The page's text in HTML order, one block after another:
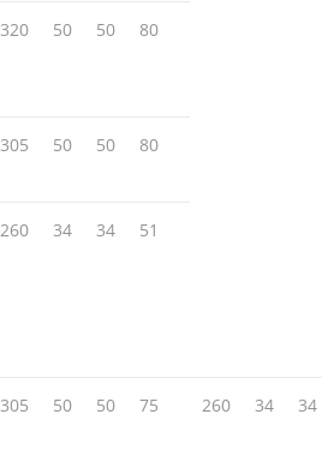
320 50 50 80
305 50 50 80
260 34 34 51
305 50 50 75 260 34 34